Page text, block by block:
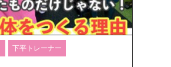
下平トレーナー